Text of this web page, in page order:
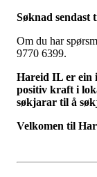
Søknad sendast
Om du har
9770 6399.
Hareid IL er ein
positiv kraft i
søkjarar til å
Velkomen til